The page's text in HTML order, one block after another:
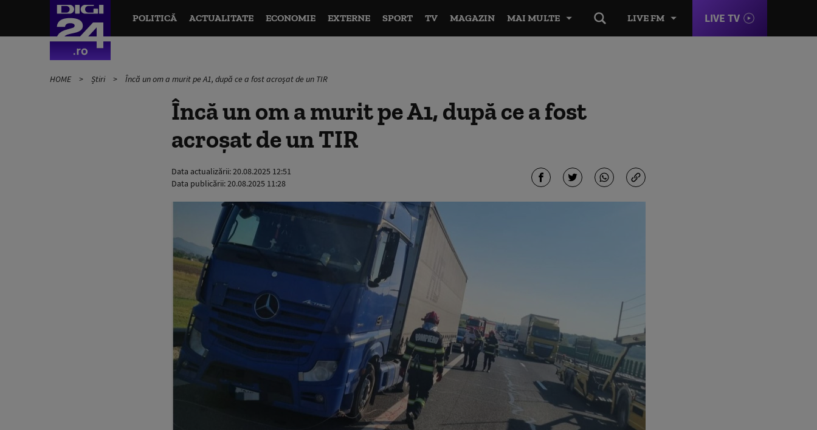
LIVE FM LIVE TV
POLITICĂ ACTUALITATE ECONOMIE EXTERNE SPORT TV MAGAZIN MAI MULTE
HOME Știri Încă un om a murit pe A1, după ce a fost acroşat de un TIR
Încă un om a murit pe A1, după ce a fost
acroşat de un TIR
Data actualizării:20.08.2025 12:51
Data publicării:20.08.2025 11:28